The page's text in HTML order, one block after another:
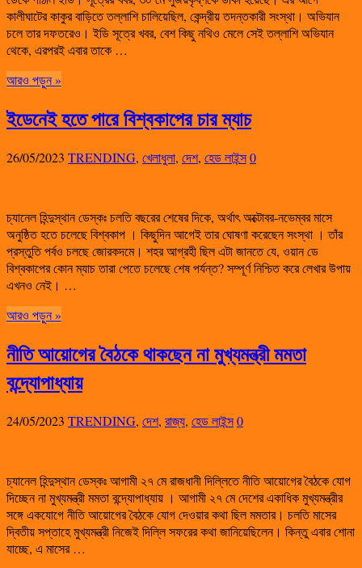
কালীঘাটের কাকুর বাড়িতে তল্লাশি চালিয়েছিল, কেন্দ্রীয় তদন্তকারী সংস্থা। অভিযান
চলে তার দফতরেও। ইডি সূত্রে খবর, বেশ কিছু নথিও মেলে সেই তল্লাশি অভিযান
থেকে, এরপরই এবার তাকে …
আরও পড়ুন »
ইডেনেই হতে পারে বিশ্বকাপের চার ম্যাচ
26/05/2023 TRENDING, খেলাধুলা, দেশ, হেড লাইন্স0
চ্যানেল হিন্দুস্থান ডেস্কঃ চলতি বছরের শেষের দিকে, অর্থাৎ অক্টোবর-নভেম্বর মাসে
অনুষ্ঠিত হতে চলেছে বিশ্বকাপ । কিছুদিন আগেই তার ঘোষণা করেছেন সংস্থা । তাঁর
প্রস্তুতি পর্বও চলছে জোরকদমে। শহর আগ্রহী ছিল এটা জানতে যে, ওয়ান ডে
বিশ্বকাপের কোন ম্যাচ তারা পেতে চলেছে শেষ পর্যন্ত? সম্পূর্ণ নিশ্চিত করে লেখার উপায়
এখনও নেই। …
আরও পড়ুন »
নীতি আয়োগের বৈঠকে থাকছেন না মুখ্যমন্ত্রী মমতা
বন্দ্যোপাধ্যায়
24/05/2023 TRENDING, দেশ, রাজ্য, হেড লাইন্স0
চ্যানেল হিন্দুস্থান ডেস্কঃ আগামী ২৭ মে রাজধানী দিল্লিতে নীতি আয়োগের বৈঠকে যোগ
দিচ্ছেন না মুখ্যমন্ত্রী মমতা বন্দ্যোপাধ্যায় । আগামী ২৭ মে দেশের একাধিক মুখ্যমন্ত্রীর
সঙ্গে একযোগে নীতি আয়োগের বৈঠকে যোগ দেওয়ার কথা ছিল মমতার। চলতি মাসের
দ্বিতীয় সপ্তাহে মুখ্যমন্ত্রী নিজেই দিল্লি সফরের কথা জানিয়েছিলেন। কিন্তু এবার শোনা
যাচ্ছে, এ মাসের …